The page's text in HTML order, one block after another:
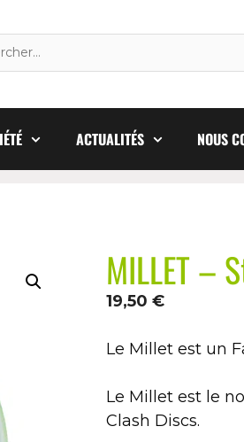
ACTUALITÉS NOUS
MILLET –
19,50 €
Le Millet est un
Le Millet est le
Clash Discs.